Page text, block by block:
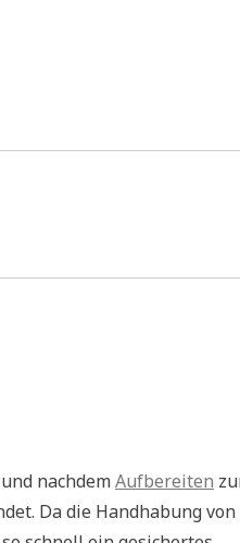
nachdemAufbereiten
Da die Handhabung von